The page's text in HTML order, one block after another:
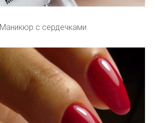
Маникюр с сердечками